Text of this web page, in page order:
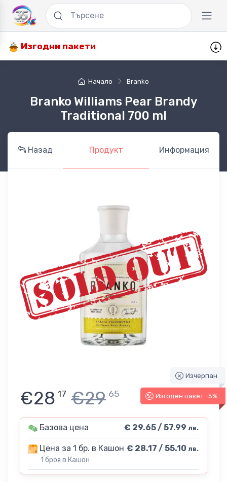
Изгодни пакети
Начало Branko
Branko Williams Pear Brandy
Traditional 700 ml
Назад Продукт Информация
Изчерпан
Изгоден пакет -5%
€28 17 €29 65
Базова цена € 29.65 / 57.99 лв.
Цена за 1 бр. в Кашон
1 броя в Кашон
€ 28.17 / 55.10 лв.